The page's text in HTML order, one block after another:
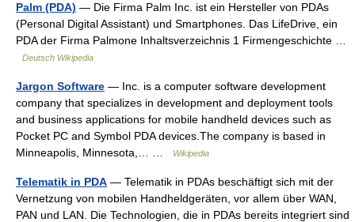
Palm (PDA) — Die Firma Palm Inc. ist ein Hersteller von PDAs
(Personal Digital Assistant) und Smartphones. Das LifeDrive, ein
PDA der Firma Palmone Inhaltsverzeichnis 1 Firmengeschichte …
Deutsch Wikipedia
Jargon Software — Inc. is a computer software development
company that specializes in development and deployment tools
and business applications for mobile handheld devices such as
Pocket PC and Symbol PDA devices.The company is based in
Minneapolis, Minnesota,… …
Wikipedia
Telematik in PDA — Telematik in PDAs beschäftigt sich mit der
Vernetzung von mobilen Handheldgeräten, vor allem über WAN,
PAN und LAN. Die Technologien, die in PDAs bereits integriert sind